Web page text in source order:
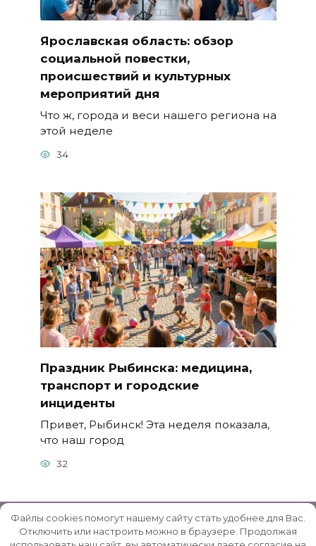
Ярославская область: обзор
социальной повестки,
происшествий и культурных
мероприятий дня
Что ж, города и веси нашего региона на
этой неделе
34
Праздник Рыбинска: медицина,
транспорт и городские
инциденты
Привет, Рыбинск! Эта неделя показала,
что наш город
32
Файлы cookies помогут нашему сайту стать удобнее для Вас.
Отключить или настроить можно в браузере. Продолжая